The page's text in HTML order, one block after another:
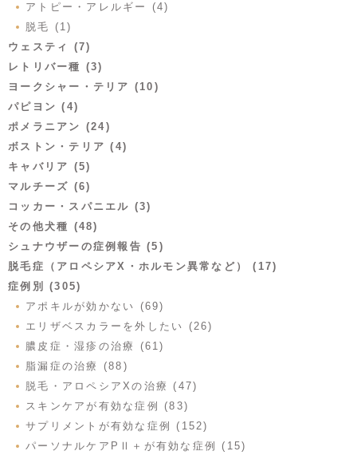
アトピー・アレルギー (4)
脱毛 (1)
ウェスティ (7)
レトリバー種 (3)
ヨークシャー・テリア (10)
パピヨン (4)
ポメラニアン (24)
ボストン・テリア (4)
キャバリア (5)
マルチーズ (6)
コッカー・スパニエル (3)
その他犬種 (48)
シュナウザーの症例報告 (5)
脱毛症（アロペシアX・ホルモン異常など） (17)
症例別 (305)
アポキルが効かない (69)
エリザベスカラーを外したい (26)
膿皮症・湿疹の治療 (61)
脂漏症の治療 (88)
脱毛・アロペシアXの治療 (47)
スキンケアが有効な症例 (83)
サプリメントが有効な症例 (152)
パーソナルケアPⅡ＋が有効な症例 (15)